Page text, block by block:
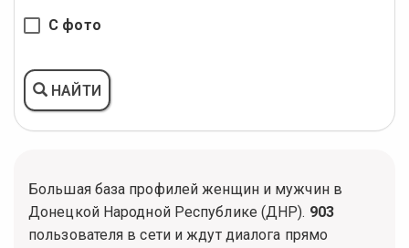
С фото
НАЙТИ
Большая база профилей женщин и мужчин в
Донецкой Народной Республике (ДНР). 903
пользователя в сети и ждут диалога прямо